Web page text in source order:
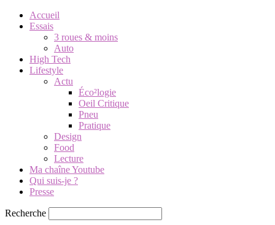
Accueil
Essais
3 roues & moins
Auto
High Tech
Lifestyle
Actu
Éco²logie
Oeil Critique
Pneu
Pratique
Design
Food
Lecture
Ma chaîne Youtube
Qui suis-je ?
Presse
Recherche